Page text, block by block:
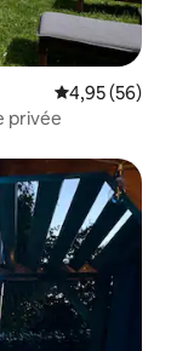
Note
4,95 (56)
privée